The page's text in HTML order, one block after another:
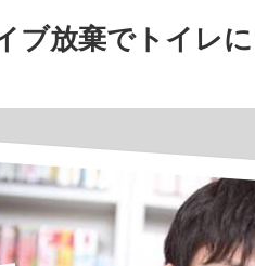
放棄でトイレに